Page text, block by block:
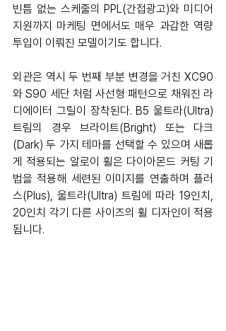
빈틈 없는 스케줄의 PPL(간접광고)와 미디어
지원까지 마케팅 면에서도 매우 과감한 역량
투입이 이뤄진 모델이기도 합니다.
외관은 역시 두 번째 부분 변경을 거친 XC90
와 S90 세단 처럼 사선형 패턴으로 채워진 라
디에이터 그릴이 장착된다. B5 울트라(Ultra)
트림의 경우 브라이트(Bright) 또는 다크
(Dark) 두 가지 테마를 선택할 수 있으며 새롭
게 적용되는 알로이 휠은 다이아몬드 커팅 기
법을 적용해 세련된 이미지를 연출하며 플러
스(Plus), 울트라(Ultra) 트림에 따라 19인치,
20인치 각기 다른 사이즈의 휠 디자인이 적용
됩니다.